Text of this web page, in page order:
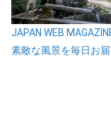
JAPAN WEB
素敵な風景を毎日お届